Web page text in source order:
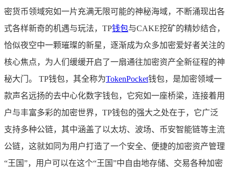
密货币领域宛如一片充满无限可能的神秘海域，不断涌现出各
式各样新奇的机遇与玩法，TP钱包与CAKE挖矿的精妙结合，
恰似夜空中一颗璀璨的新星，逐渐成为众多加密爱好者关注的
核心焦点，为人们缓缓开启了一扇通往加密资产全新征程的神
秘大门。 TP钱包，其全称为TokenPocket钱包，是加密领域一
款声名远扬的去中心化数字钱包，它宛如一座桥梁，连接着用
户与丰富多彩的加密世界，TP钱包的强大之处在于，它广泛
支持多种公链，其中涵盖了以太坊、波场、币安智能链等主流
公链，这就如同为用户打造了一个安全、便捷的加密资产管理
“王国”，用户可以在这个“王国”中自由地存储、交易各种加密